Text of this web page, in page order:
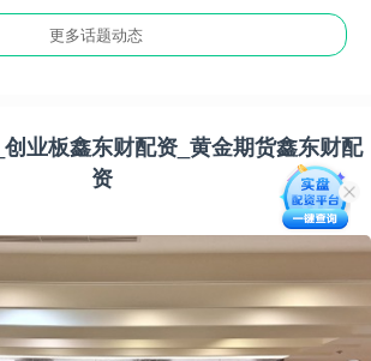
更多话题动态
业板鑫东财配资_黄金期货鑫东财配
资